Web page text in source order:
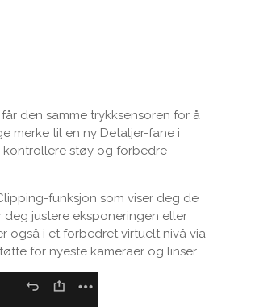
den samme trykksensoren for å
merke til en ny Detaljer-fane i
støy og forbedre
funksjon som viser deg de
justere eksponeringen eller
også i et forbedret virtuelt nivå via
for nyeste kameraer og linser.